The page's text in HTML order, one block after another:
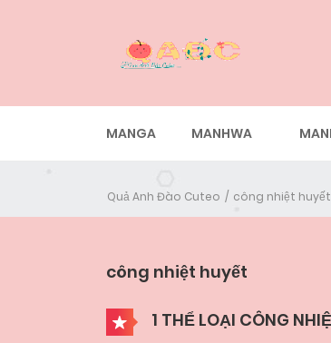
MANGA MANHWA
Quả Anh Đào Cuteo công nhiệt huyết
công nhiệt huyết
1 THỂ LOẠI CÔNG